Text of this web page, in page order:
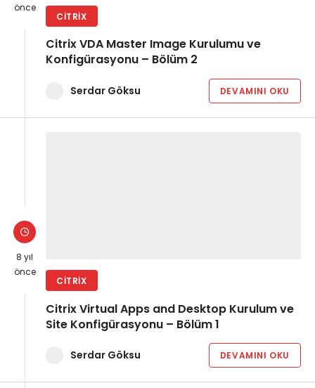
önce
CITRIX
Citrix VDA Master Image Kurulumu ve
Konfigürasyonu – Bölüm 2
Serdar Göksu DEVAMINI OKU
8 yıl
önce
CITRIX
Citrix Virtual Apps and Desktop Kurulum ve
Site Konfigürasyonu – Bölüm 1
Serdar Göksu DEVAMINI OKU